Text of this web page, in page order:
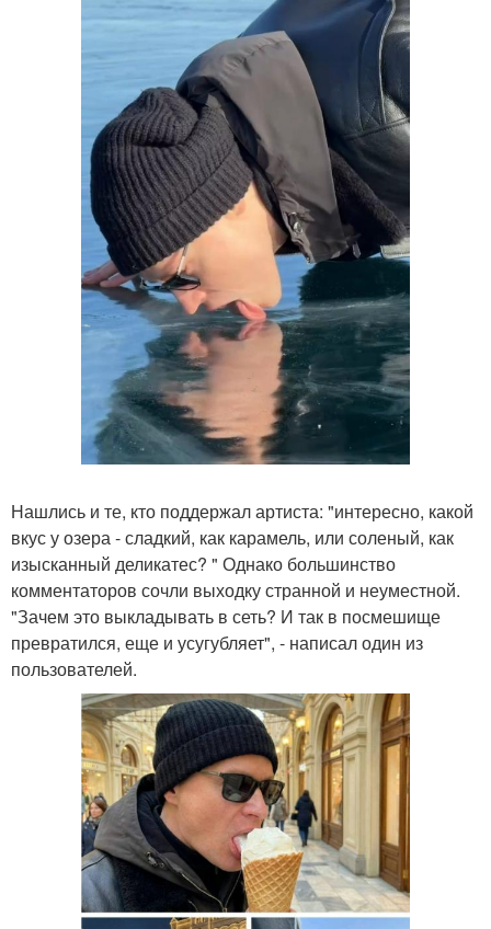
Нашлись и те, кто поддержал артиста: "интересно, какой
вкус у озера - сладкий, как карамель, или соленый, как
изысканный деликатес? " Однако большинство
комментаторов сочли выходку странной и неуместной.
"Зачем это выкладывать в сеть? И так в посмешище
превратился, еще и усугубляет", - написал один из
пользователей.